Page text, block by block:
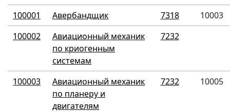
100001 Авербандщик 7318
10003
100002
Авиационный механик
по криогенным
системам
7232
100003
Авиационный механик
по планеру и
двигателям
7232 10005